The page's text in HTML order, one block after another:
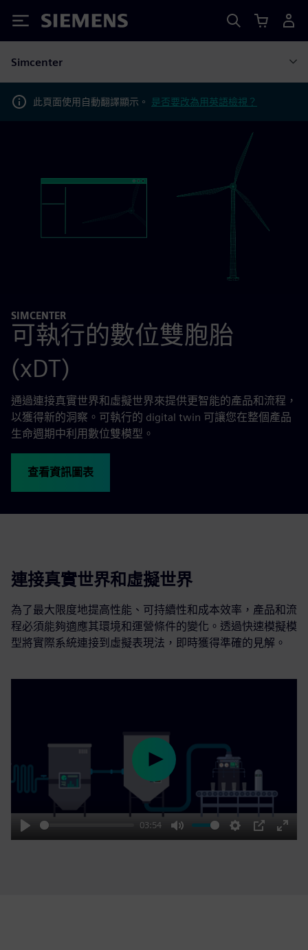
Siemens
Simcenter
此頁面使用自動翻譯顯示。 是否要改為用英語檢視？
SIMCENTER
可執行的數位雙胞胎
(xDT)
通過連接真實世界和虛擬世界來提供更智能的產品和流程，
以獲得新的洞察。可執行的 digital twin 可讓您在整個產品
生命週期中利用數位雙模型。
查看資訊圖表
連接真實世界和虛擬世界
為了最大限度地提高性能、可持續性和成本效率，產品和流
程必須能夠適應其環境和運營條件的變化。透過快速模擬模
型將實際系統連接到虛擬表現法，即時獲得準確的見解。
Play
03:54
Mute Settings
PIP
Enter
Play